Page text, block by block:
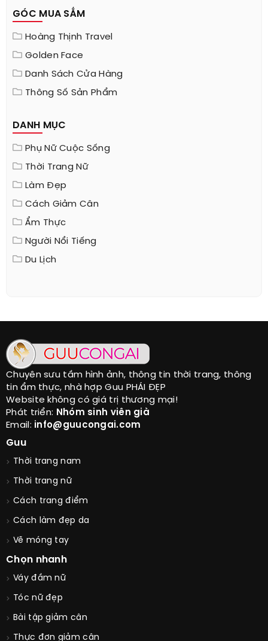
GÓC MUA SẮM
Hoàng Thịnh Travel
Golden Face
Danh Sách Cửa Hàng
Thông Số Sản Phẩm
DANH MỤC
Phụ Nữ Cuộc Sống
Thời Trang Nữ
Làm Đẹp
Cách Giảm Cân
Ẩm Thực
Người Nổi Tiếng
Du Lịch
Chuyên sưu tầm hình ảnh, thông tin thời trang, thông
tin ẩm thực, nhà hợp Guu PHÁI ĐẸP
Website không có giá trị thương mại!
Phát triển: Nhóm sinh viên già
Email: info@guucongai.com
Guu
Thời trang nam
Thời trang nữ
Cách trang điểm
Cách làm đẹp da
Vẽ móng tay
Chọn nhanh
Váy đầm nữ
Tóc nữ đẹp
Bài tập giảm cân
Thực đơn giảm cân